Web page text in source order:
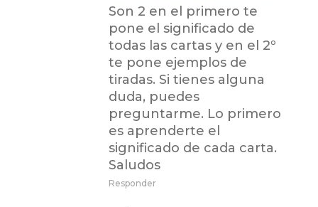
Son 2 en el primero te
pone el significado de
todas las cartas y en el 2º
te pone ejemplos de
tiradas. Si tienes alguna
duda, puedes
preguntarme. Lo primero
es aprenderte el
significado de cada carta.
Saludos
Responder